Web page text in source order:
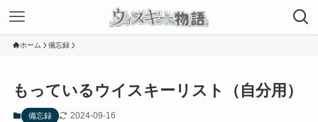
ホーム 備忘録
もっているウイスキーリスト（自分用）
備忘録 2024-09-16